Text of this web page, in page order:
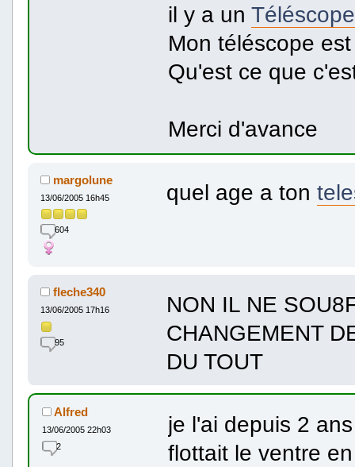
il y a un Téléscope
Mon téléscope
Qu'est ce que
Merci d'avance
margolune
13/06/2005 16h45
604
quel age a ton
fleche340
13/06/2005 17h16
95
NON IL NE
CHANGEMENT
DU TOUT
Alfred
13/06/2005 22h03
2
je l'ai depuis 2
flottait le ventre